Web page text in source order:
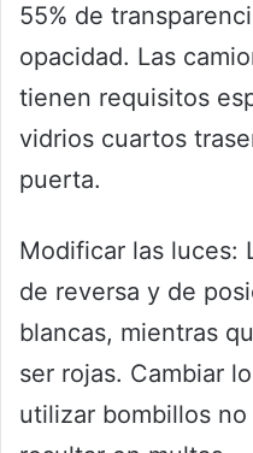
55% de
opacidad. Las
tienen requisitos
vidrios cuartos
puerta.
Modificar las luces:
de reversa y de
blancas, mientras
ser rojas. Cambiar
utilizar bombillos